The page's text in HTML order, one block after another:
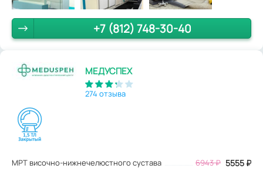
+7 (812) 748-30-40
МЕДУСПЕХ
274 отзыва
МРТ височно-нижнечелюстного сустава 6943₽ 5555 ₽